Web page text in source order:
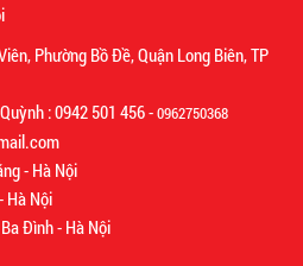
Phường Bồ Đề, Quận Long Biên, TP
: 0942 501 456 -0962750368
- Hà Nội
Hà Nội
Đình - Hà Nội